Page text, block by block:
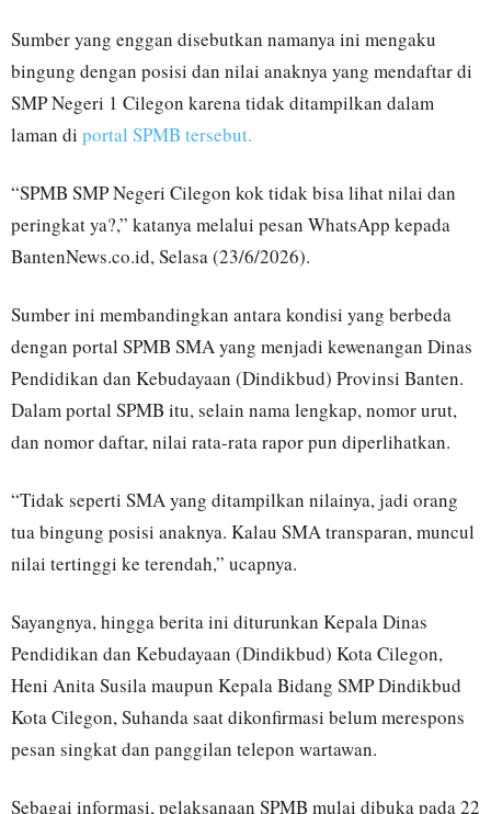
Sumber yang enggan disebutkan namanya ini mengaku
bingung dengan posisi dan nilai anaknya yang mendaftar di
SMP Negeri 1 Cilegon karena tidak ditampilkan dalam
laman di portal SPMB tersebut.
“SPMB SMP Negeri Cilegon kok tidak bisa lihat nilai dan
peringkat ya?,” katanya melalui pesan WhatsApp kepada
BantenNews.co.id, Selasa (23/6/2026).
Sumber ini membandingkan antara kondisi yang berbeda
dengan portal SPMB SMA yang menjadi kewenangan Dinas
Pendidikan dan Kebudayaan (Dindikbud) Provinsi Banten.
Dalam portal SPMB itu, selain nama lengkap, nomor urut,
dan nomor daftar, nilai rata-rata rapor pun diperlihatkan.
“Tidak seperti SMA yang ditampilkan nilainya, jadi orang
tua bingung posisi anaknya. Kalau SMA transparan, muncul
nilai tertinggi ke terendah,” ucapnya.
Sayangnya, hingga berita ini diturunkan Kepala Dinas
Pendidikan dan Kebudayaan (Dindikbud) Kota Cilegon,
Heni Anita Susila maupun Kepala Bidang SMP Dindikbud
Kota Cilegon, Suhanda saat dikonfirmasi belum merespons
pesan singkat dan panggilan telepon wartawan.
Sebagai informasi, pelaksanaan SPMB mulai dibuka pada 22